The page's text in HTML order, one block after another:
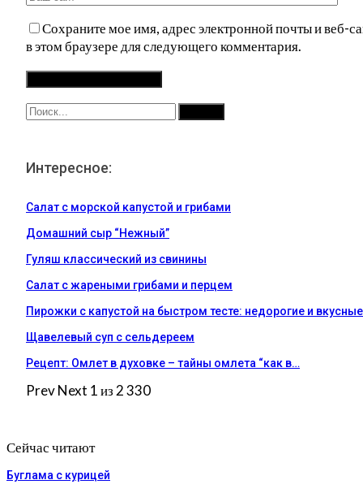
Сохраните мое имя, адрес электронной почты и веб-
в этом браузере для следующего комментария.
Интересное:
Салат с морской капустой и грибами
Домашний сыр “Нежный”
Гуляш классический из свинины
Салат с жареными грибами и перцем
Пирожки с капустой на быстром тесте: недорогие и
Щавелевый суп с сельдереем
Рецепт: Омлет в духовке – тайны омлета “как в…
PrevNext 1 из 2 330
Сейчас читают
Буглама с курицей